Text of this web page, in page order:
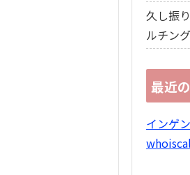
久し振
ルチン
最近
インゲ